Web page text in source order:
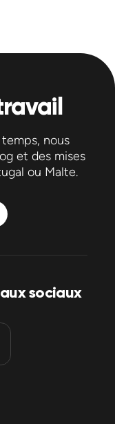
nous
et des mises
ou Malte.
sociaux